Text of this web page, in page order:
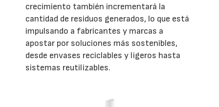
crecimiento también incrementará la
cantidad de residuos generados, lo que está
impulsando a fabricantes y marcas a
apostar por soluciones más sostenibles,
desde envases reciclables y ligeros hasta
sistemas reutilizables.